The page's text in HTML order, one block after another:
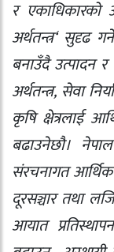
र एकाधिकारको
अर्थतन्त्र‘ सुदृढ
बनाउँदै उत्पादन र
अर्थतन्त्र, सेवा
कृषि क्षेत्रलाई
बढाउनेछौ।
संरचनागत आर्थिक
दूरसञ्चार तथा
आयात